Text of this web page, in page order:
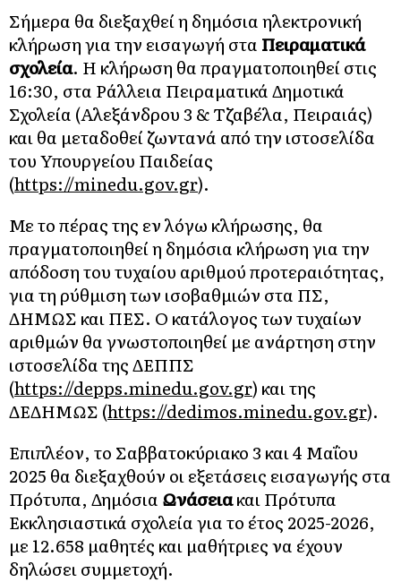
Σήμερα θα διεξαχθεί η δημόσια ηλεκτρονική
κλήρωση για την εισαγωγή στα Πειραματικά
σχολεία. Η κλήρωση θα πραγματοποιηθεί στις
16:30, στα Ράλλεια Πειραματικά Δημοτικά
Σχολεία (Αλεξάνδρου 3 & Τζαβέλα, Πειραιάς)
και θα μεταδοθεί ζωντανά από την ιστοσελίδα
του Υπουργείου Παιδείας
(https://minedu.gov.gr).
Με το πέρας της εν λόγω κλήρωσης, θα
πραγματοποιηθεί η δημόσια κλήρωση για την
απόδοση του τυχαίου αριθμού προτεραιότητας,
για τη ρύθμιση των ισοβαθμιών στα ΠΣ,
ΔΗΜΩΣ και ΠΕΣ. Ο κατάλογος των τυχαίων
αριθμών θα γνωστοποιηθεί με ανάρτηση στην
ιστοσελίδα της ΔΕΠΠΣ
(https://depps.minedu.gov.gr) και της
ΔΕΔΗΜΩΣ (https://dedimos.minedu.gov.gr).
Επιπλέον, το Σαββατοκύριακο 3 και 4 Μαΐου
2025 θα διεξαχθούν οι εξετάσεις εισαγωγής στα
Πρότυπα, Δημόσια Ωνάσειακαι Πρότυπα
Εκκλησιαστικά σχολεία για το έτος 2025-2026,
με 12.658 μαθητές και μαθήτριες να έχουν
δηλώσει συμμετοχή.